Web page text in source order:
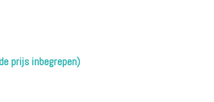
prijs inbegrepen)